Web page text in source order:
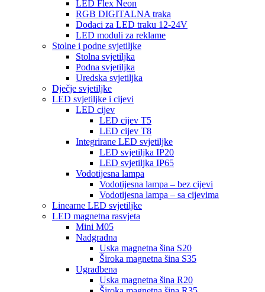
LED Flex Neon
RGB DIGITALNA traka
Dodaci za LED traku 12-24V
LED moduli za reklame
Stolne i podne svjetiljke
Stolna svjetiljka
Podna svjetiljka
Uredska svjetiljka
Dječje svjetiljke
LED svjetiljke i cijevi
LED cijev
LED cijev T5
LED cijev T8
Integrirane LED svjetiljke
LED svjetiljka IP20
LED svjetiljka IP65
Vodotijesna lampa
Vodotijesna lampa – bez cijevi
Vodotijesna lampa – sa cijevima
Linearne LED svjetiljke
LED magnetna rasvjeta
Mini M05
Nadgradna
Uska magnetna šina S20
Široka magnetna šina S35
Ugradbena
Uska magnetna šina R20